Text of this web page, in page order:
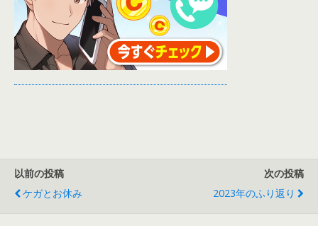
以前の投稿
ケガとお休み
次の投稿
2023年のふり返り